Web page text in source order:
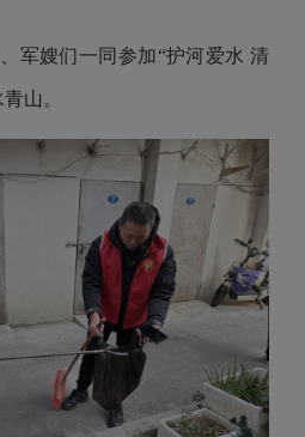
军嫂们一同参加“护河爱水 清
山。